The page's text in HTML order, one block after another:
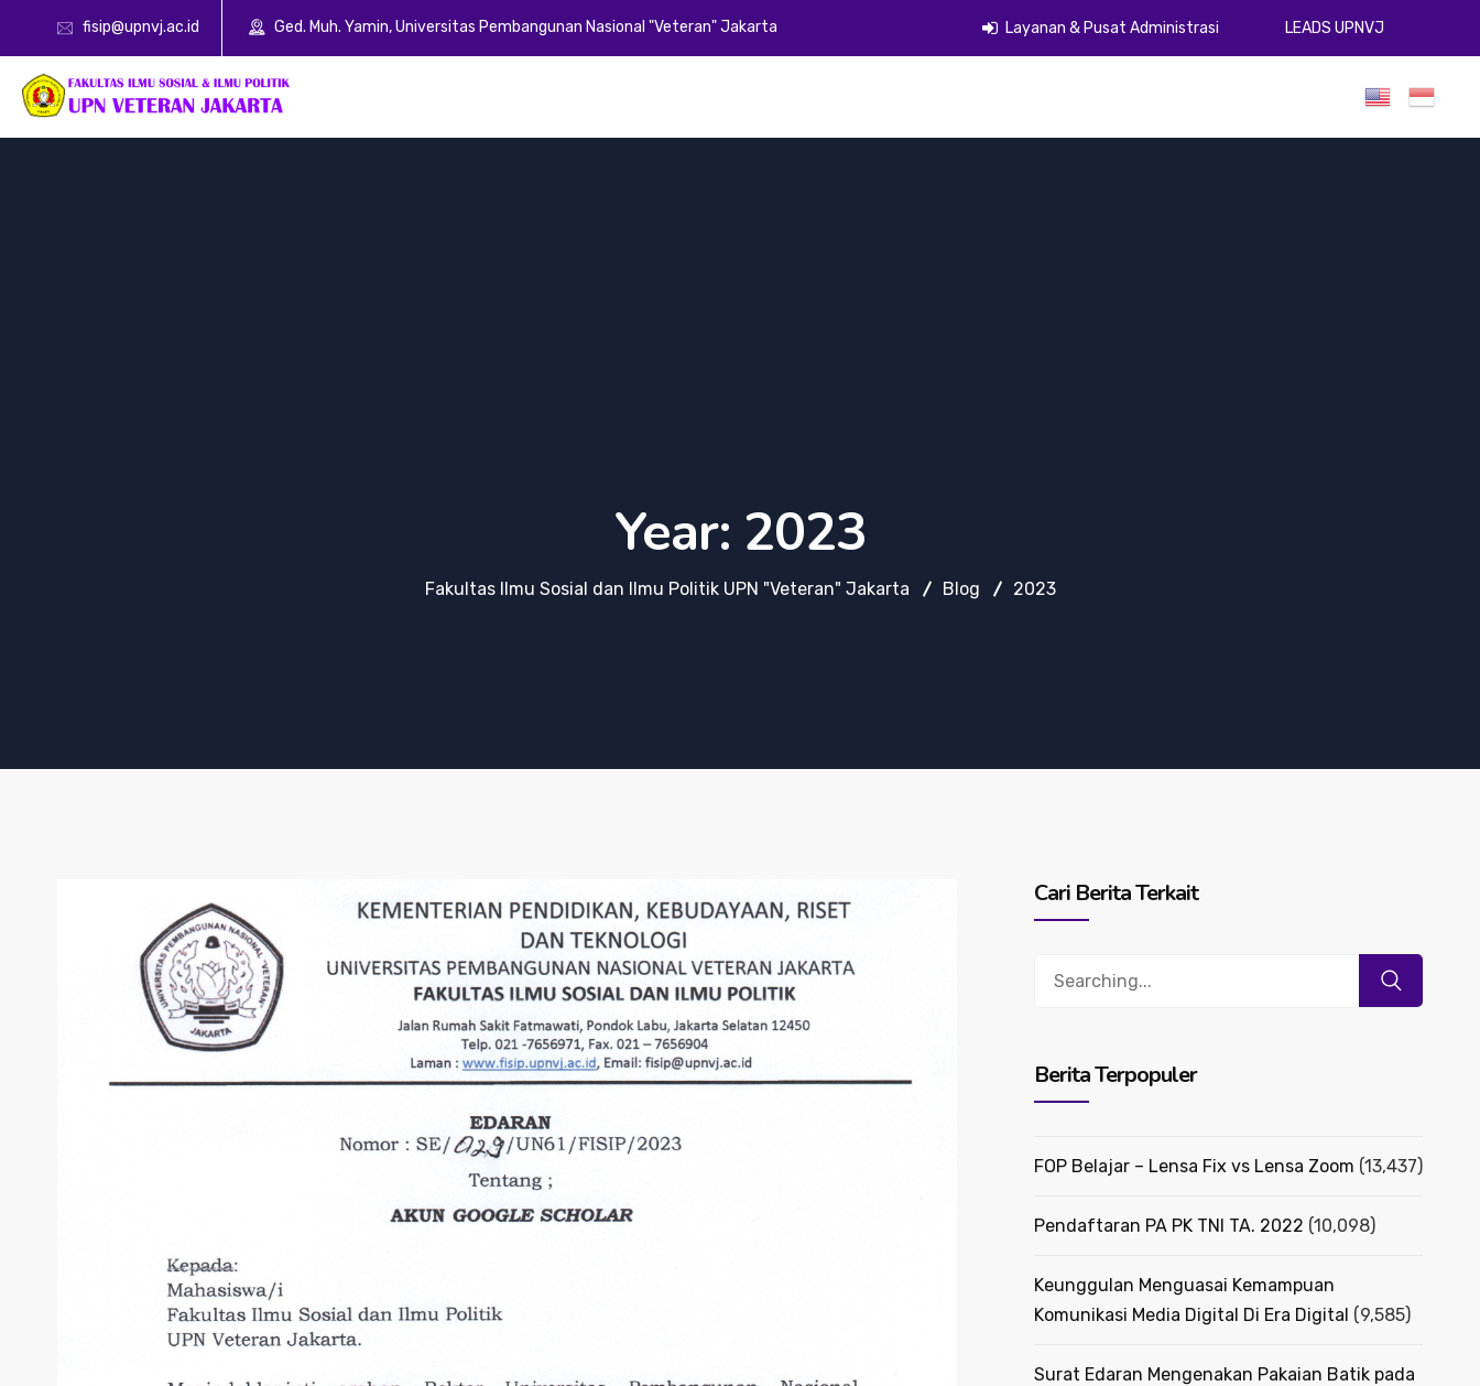
fisip@upnvj.ac.id Ged. Muh. Yamin, Universitas Pembangunan Nasional "Veteran" Jakarta Layanan & Pusat Administrasi LEADS UPNVJ
Year: 2023
Fakultas Ilmu Sosial dan Ilmu Politik UPN "Veteran" Jakarta Blog 2023
Cari Berita Terkait
Search
Berita Terpopuler
FOP Belajar – Lensa Fix vs Lensa Zoom (13,437)
Pendaftaran PA PK TNI TA. 2022 (10,098)
Keunggulan Menguasai Kemampuan
Komunikasi Media Digital Di Era Digital (9,585)
Surat Edaran Mengenakan Pakaian Batik pada